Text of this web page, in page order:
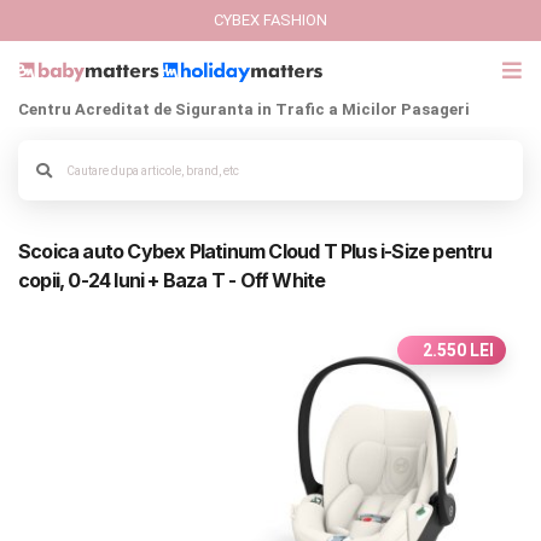
Italbaby Collections
CYBEX FASHION
Centru Acreditat de Siguranta in Trafic a Micilor Pasageri
Scoica auto Cybex Platinum Cloud T Plus i-Size pentru
copii, 0-24 luni + Baza T - Off White
2.550 LEI
Alege culoarea cadrului